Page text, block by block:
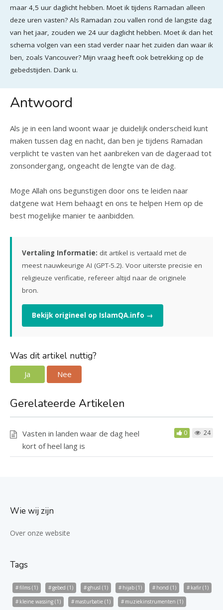
maar 4,5 uur daglicht hebben. Moet ik tijdens Ramadan alleen
deze uren vasten? Als Ramadan zou vallen rond de langste dag
van het jaar, zouden we 24 uur daglicht hebben. Moet ik dan het
schema volgen van een stad verder naar het zuiden dan waar ik
ben, zoals Vancouver? Mijn vraag heeft ook betrekking op de
gebedstijden. Dank u.
Antwoord
Als je in een land woont waar je duidelijk onderscheid kunt
maken tussen dag en nacht, dan ben je tijdens Ramadan
verplicht te vasten van het aanbreken van de dageraad tot
zonsondergang, ongeacht de lengte van de dag.
Moge Allah ons begunstigen door ons te leiden naar
datgene wat Hem behaagt en ons te helpen Hem op de
best mogelijke manier te aanbidden.
Vertaling Informatie: dit artikel is vertaald met de
meest nauwkeurige AI (GPT-5.2). Voor uiterste precisie en
religieuze verificatie, refereer altijd naar de originele
bron.
Bekijk origineel op IslamQA.info →
Was dit artikel nuttig?
Ja Nee
Gerelateerde Artikelen
Vasten in landen waar de dag heel
kort of heel lang is
0 24
Wie wij zijn
Over onze website
Tags
films (1) gebed (1) ghusl (1) hijab (1) hond (1) kafir (1)
kleine wassing (1) masturbatie (1) muziekinstrumenten (1)